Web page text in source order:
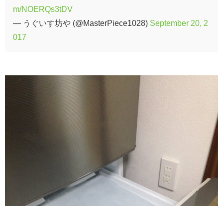
m/NOERQs3tDV
— うぐいす坊や (@MasterPiece1028) September 20, 2
017